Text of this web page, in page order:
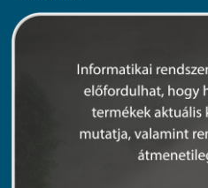
Regisztrált telepítő /
árat és csak nekik szóló
Hatalmas
keresett terméket 24 órán